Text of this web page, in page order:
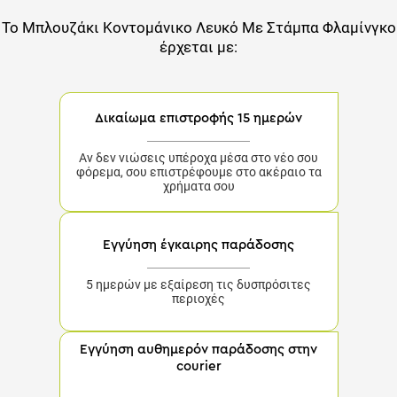
Το Μπλουζάκι Κοντομάνικο Λευκό Με Στάμπα Φλαμίνγκο
έρχεται με:
Δικαίωμα επιστροφής 15 ημερών
Αν δεν νιώσεις υπέροχα μέσα στο νέο σου
φόρεμα, σου επιστρέφουμε στο ακέραιο τα
χρήματα σου
Εγγύηση έγκαιρης παράδοσης
5 ημερών με εξαίρεση τις δυσπρόσιτες
περιοχές
Εγγύηση αυθημερόν παράδοσης στην
courier